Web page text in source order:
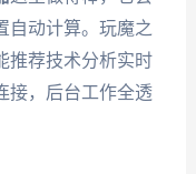
自动计算。玩魔之
推荐技术分析实时
接，后台工作全透